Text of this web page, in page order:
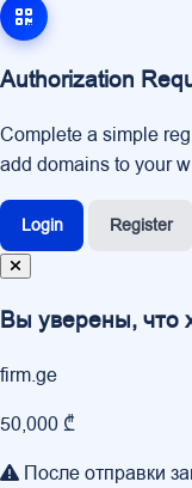
Authorization
Complete a simple
add domains to your
Login Register
Вы уверены, что
firm.ge
50,000 ₾
После отправки